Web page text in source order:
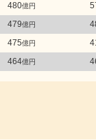
480億円
479億円
475億円
464億円